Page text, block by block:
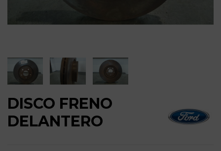
DISCO FRENO
DELANTERO